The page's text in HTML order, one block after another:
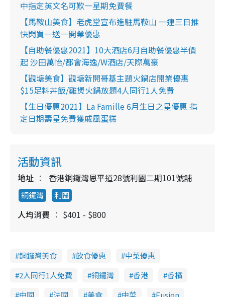
中指定英文名可歎一星期免費餐
【馬鞍山美食】老虎堂宣布進駐馬鞍山 一連三日推
快閃買一送一開業優惠
【自助餐優惠2021】10大酒店6月自助餐優惠半價
起 沙田萬怡/都會海逸/W酒店/天際萬豪
【觀塘美食】觀塘新開哥基主題火鍋店開業優惠
$15足料丼飯/雞煲火鍋放題4人同行1人免費
【生日優惠2021】La Famille 6月生日之星優惠 指
定日期壽星免費獲戚風蛋糕
活動資訊
地址 香港銅鑼灣恩平道28號利園二期101號舖
銅鑼灣 利園
人均消費 $401 - $800
銅鑼灣美食 飲食優惠
中菜優惠
2人同行1人免費
銅鑼灣 香港
香檳
中國
法國 美食 中菜 Fusion